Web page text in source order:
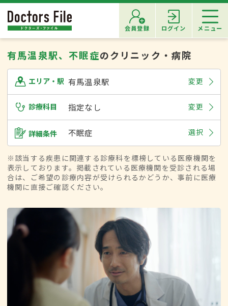
会員登録 ログイン メニュー
有馬温泉駅、不眠症のクリニック・病院
エリア・駅 有馬温泉駅 変更
診療科目 指定なし 変更
詳細条件 不眠症 選択
※該当する疾患に関連する診療科を標榜している医療機関を
表示しております。掲載されている医療機関を受診される場
合は、ご希望の診療内容が受けられるかどうか、事前に医療
機関に直接ご確認ください。